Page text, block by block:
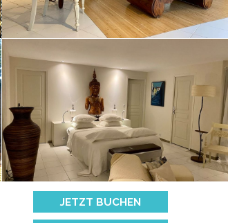
JETZT BUCHEN